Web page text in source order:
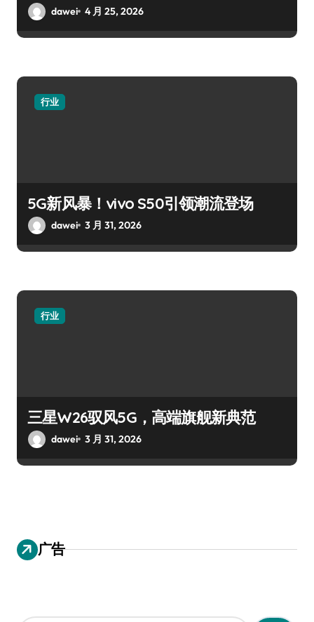
dawei 4 月 25, 2026
行业
5G新风暴！vivo S50引领潮流登场
dawei 3 月 31, 2026
行业
三星W26驭风5G，高端旗舰新典范
dawei 3 月 31, 2026
广告